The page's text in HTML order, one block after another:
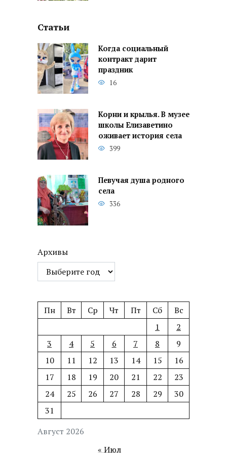
Статьи
Когда социальный
контракт дарит
праздник
16
Корни и крылья. В музее
школы Елизаветино
оживает история села
399
Певучая душа родного
села
336
Архивы
Август 2026
Пн Вт Ср Чт Пт Сб
Вс
1
2
3
4 5 6 7 8
9
10
11 12 13 14 15
16
17
18 19 20 21 22
23
24
25 26 27 28 29
30
31
« Июл